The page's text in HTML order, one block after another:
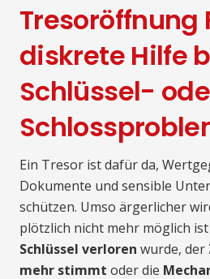
Tresoröffnung
diskrete Hilfe
Schlüssel-
Ein Tresor ist dafür da,
Dokumente und sensible
schützen. Umso ärgerlicher
plötzlich nicht mehr möglich
Schlüssel verloren wurde, der
mehr stimmt oder die